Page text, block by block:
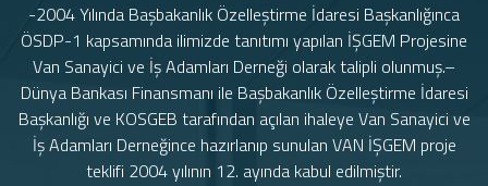
-2004 Yılında Başbakanlık Özelleştirme İdaresi Başkanlığınca
ÖSDP-1 kapsamında ilimizde tanıtımı yapılan İŞGEM Projesine
Van Sanayici ve İş Adamları Derneği olarak talipli olunmuş.–
Dünya Bankası Finansmanı ile Başbakanlık Özelleştirme İdaresi
Başkanlığı ve KOSGEB tarafından açılan ihaleye Van Sanayici ve
İş Adamları Derneğince hazırlanıp sunulan VAN İŞGEM proje
teklifi 2004 yılının 12. ayında kabul edilmiştir.